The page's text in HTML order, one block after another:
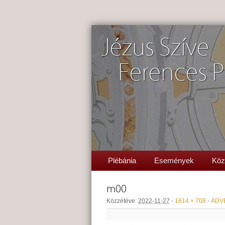
Jézus Szíve
Ferences
Plébánia Események
m00
Közzétéve: 2022-11-27 - 1614 × 708 -